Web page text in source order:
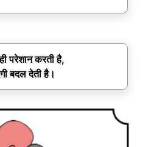
परेशान करती है,
बदल देती है।